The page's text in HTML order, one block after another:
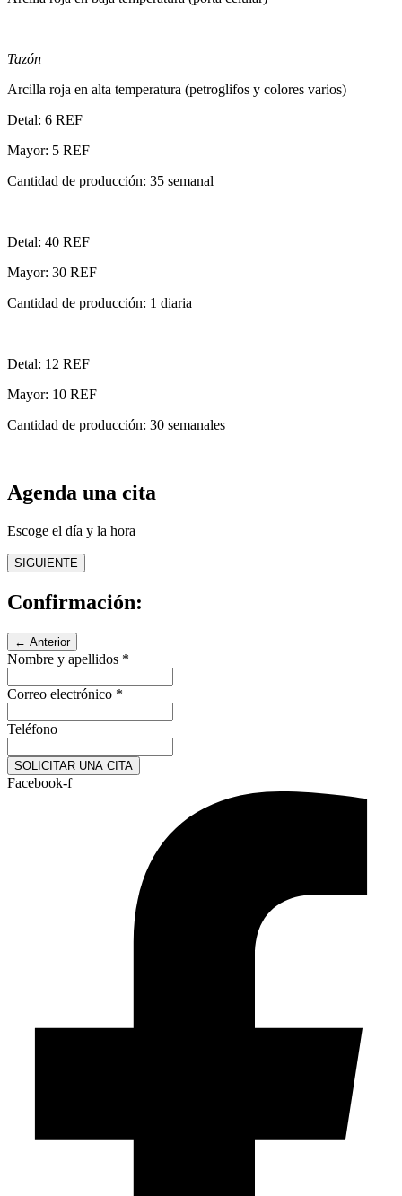
Tazón
Arcilla roja en alta temperatura (petroglifos y colores varios)
Detal: 6 REF
Mayor: 5 REF
Cantidad de producción: 35 semanal
Detal: 40 REF
Mayor: 30 REF
Cantidad de producción: 1 diaria
Detal: 12 REF
Mayor: 10 REF
Cantidad de producción: 30 semanales
Agenda una cita
Escoge el día y la hora
SIGUIENTE
Confirmación:
← Anterior
Nombre y apellidos *
Correo electrónico *
Teléfono
SOLICITAR UNA CITA
Facebook-f